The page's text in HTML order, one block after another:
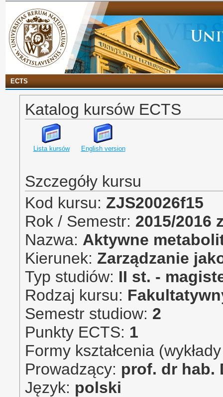
ECTS
Katalog kursów ECTS
Lista kursów English version
Szczegóły kursu
Kod kursu: ZJS20026f15
Rok / Semestr: 2015/2016
Nazwa: Aktywne
Kierunek: Zarządzanie
Typ studiów: II st. -
Rodzaj kursu:
Semestr studiow: 2
Punkty ECTS: 1
Formy kształcenia
Prowadzący: prof. dr hab.
Język: polski